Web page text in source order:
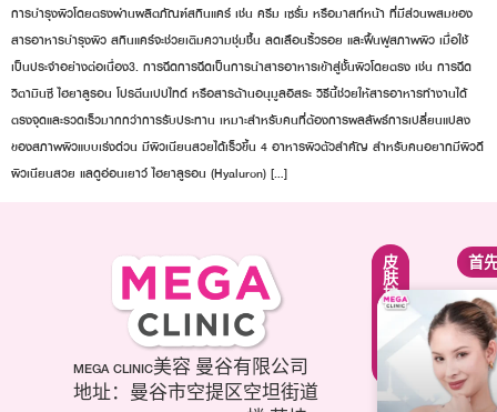
การบำรุงผิวโดยตรงผ่านผลิตภัณฑ์สกินแคร์ เช่น ครีม เซรั่ม หรือมาสก์หน้า ที่มีส่วนผสมของ
สารอาหารบำรุงผิว สกินแคร์จะช่วยเติมความชุ่มชื้น ลดเลือนริ้วรอย และฟื้นฟูสภาพผิว เมื่อใช้
เป็นประจำอย่างต่อเนื่อง3. การฉีดการฉีดเป็นการนำสารอาหารเข้าสู่ชั้นผิวโดยตรง เช่น การฉีด
วิตามินซี ไฮยาลูรอน โปรตีนเปปไทด์ หรือสารต้านอนุมูลอิสระ วิธีนี้ช่วยให้สารอาหารทำงานได้
ตรงจุดและรวดเร็วมากกว่าการรับประทาน เหมาะสำหรับคนที่ต้องการผลลัพธ์การเปลี่ยนแปลง
ของสภาพผิวแบบเร่งด่วน มีผิวเนียนสวยได้เร็วขึ้น 4 อาหารผิวตัวสำคัญ สำหรับคนอยากมีผิวดี
ผิวเนียนสวย แลดูอ่อนเยาว์ ไฮยาลูรอน (Hyaluron) […]
MEGA CLINIC美容 曼谷有限公司
地址：曼谷市空提区空坦街道
面
部
轮
廓
整
肉
紧
致
提
升
程
皮
肤
护
理
程
首